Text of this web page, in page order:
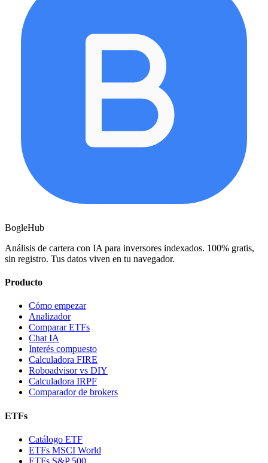
BogleHub
Análisis de cartera con IA para inversores indexados. 100% gratis,
sin registro. Tus datos viven en tu navegador.
Producto
Cómo empezar
Analizador
Comparar ETFs
Chat IA
Interés compuesto
Calculadora FIRE
Roboadvisor vs DIY
Calculadora IRPF
Comparador de brokers
ETFs
Catálogo ETF
ETFs MSCI World
ETFs S&P 500